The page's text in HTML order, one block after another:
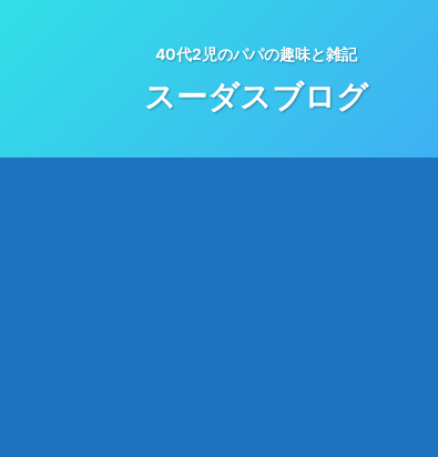
40代2児のパパの趣味と雑記
スーダスブログ